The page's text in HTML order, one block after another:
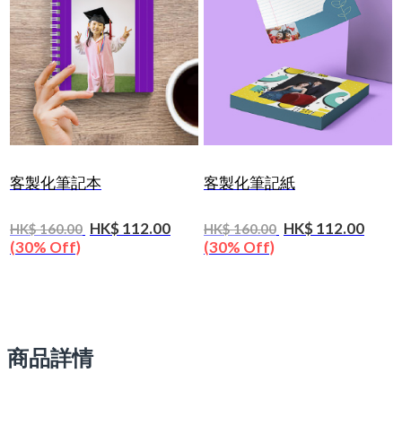
客製化筆記本
HK$ 160.00 HK$ 112.00
(30% Off)
客製化筆記紙
HK$ 160.00 HK$ 112.00
(30% Off)
商品詳情